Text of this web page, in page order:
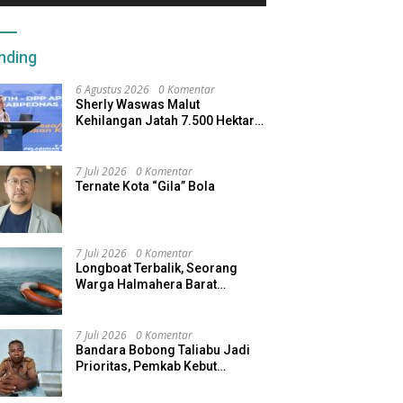
6 Agustus 2026 0 Komentar
Sherly Waswas Malut
Kehilangan Jatah 7.500 Hektare
7 Juli 2026 0 Komentar
Ternate Kota “Gila” Bola
7 Juli 2026 0 Komentar
Longboat Terbalik, Seorang
Warga Halmahera Barat
7 Juli 2026 0 Komentar
Bandara Bobong Taliabu Jadi
Prioritas, Pemkab Kebut